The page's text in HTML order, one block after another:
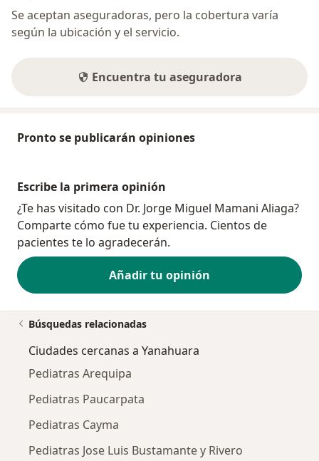
Se aceptan aseguradoras, pero la cobertura varía
según la ubicación y el servicio.
Encuentra tu aseguradora
Pronto se publicarán opiniones
Escribe la primera opinión
¿Te has visitado con Dr. Jorge Miguel Mamani Aliaga?
Comparte cómo fue tu experiencia. Cientos de
pacientes te lo agradecerán.
Añadir tu opinión
Búsquedas relacionadas
Ciudades cercanas a Yanahuara
Pediatras Arequipa
Pediatras Paucarpata
Pediatras Cayma
Pediatras Jose Luis Bustamante y Rivero